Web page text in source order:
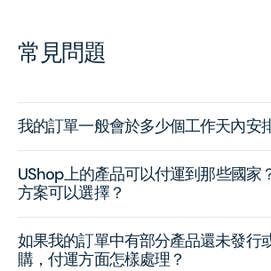
常見問題
我的訂單一般會於多少個工作天內安
UShop上的產品可以付運到那些國家
方案可以選擇？
如果我的訂單中有部分產品還未發行
購，付運方面怎樣處理？